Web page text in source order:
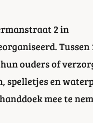
2 in
Tussen
ouders of
spelletjes en
mee te